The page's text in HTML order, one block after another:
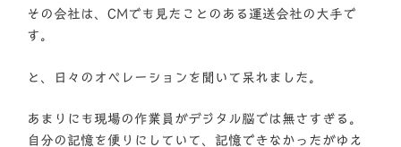
その会社は、CMでも見たことのある運送会社の大手で
す。
と、日々のオペレーションを聞いて呆れました。
あまりにも現場の作業員がデジタル脳では無さすぎる。
自分の記憶を便りにしていて、記憶できなかったがゆえ